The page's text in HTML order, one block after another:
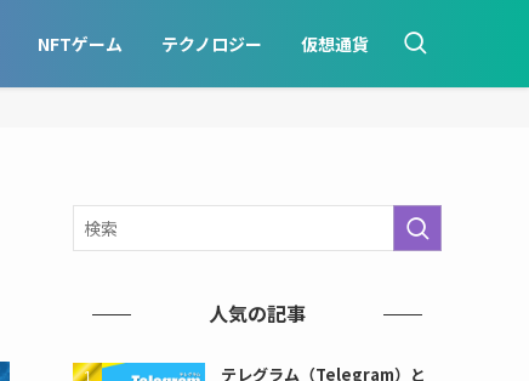
NFTゲーム テクノロジー 仮想通貨
人気の記事
テレグラム（Telegram）と